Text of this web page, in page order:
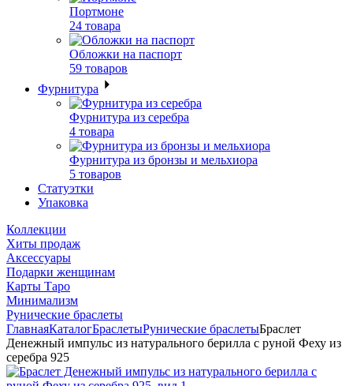
Портмоне
24 товара
Обложки на паспорт
59 товаров
Фурнитура
Фурнитура из серебра
4 товара
Фурнитура из бронзы и мельхиора
5 товаров
Статуэтки
Упаковка
Коллекции
Хиты продаж
Аксессуары
Подарки женщинам
Карты Таро
Минимализм
Рунические браслеты
ГлавнаяКаталогБраслетыРунические браслетыБраслет
Денежный импульс из натурального берилла с руной Феху из
серебра 925